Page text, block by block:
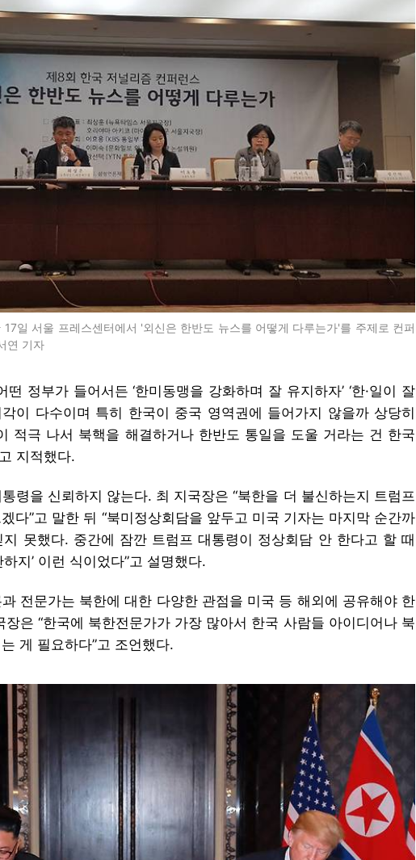
일 서울 프레스센터에서 '외신은 한반도 뉴스를 어떻게 다루는가'를 주제로 컨퍼
연 기자
떤 정부가 들어서든 ‘한미동맹을 강화하며 잘 유지하자’ ‘한·일이 잘
각이 다수이며 특히 한국이 중국 영역권에 들어가지 않을까 상당히
적극 나서 북핵을 해결하거나 한반도 통일을 도울 거라는 건 한국
지적했다.
령을 신뢰하지 않는다. 최 지국장은 “북한을 더 불신하는지 트럼프
다”고 말한 뒤 “북미정상회담을 앞두고 미국 기자는 마지막 순간까
못했다. 중간에 잠깐 트럼프 대통령이 정상회담 안 한다고 할 때
지’ 이런 식이었다”고 설명했다.
전문가는 북한에 대한 다양한 관점을 미국 등 해외에 공유해야 한
은 “한국에 북한전문가가 가장 많아서 한국 사람들 아이디어나 북
게 필요하다”고 조언했다.